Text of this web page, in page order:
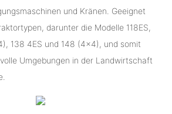
und Kränen. Geeignet
darunter die Modelle 118ES,
138 4ES und 148 (4×4), und somit
Umgebungen in der Landwirtschaft